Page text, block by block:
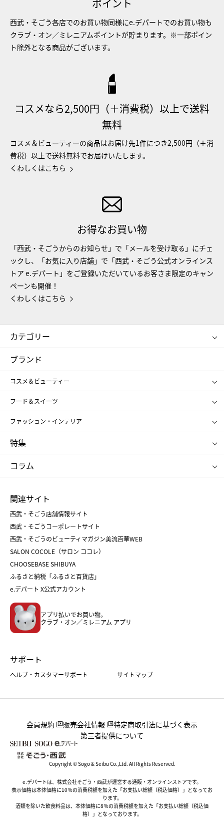
ポイント
西武・そごう各店でのお買い物同様にe.デパートでのお買い物も
クラブ・オン／ミレニアムポイントが貯まります。※一部ポイン
ト除外となる商品がございます。
コスメなら2,500円（＋消費税）以上で送料
無料
コスメ＆ビューティーの商品はお届け先1件につき2,500円（＋消
費税）以上で送料無料でお届けいたします。
くわしくはこちら
お得なお買い物
「西武・そごうからのお知らせ」で「メールを受け取る」にチェ
ックし、「お気に入り店舗」で「西武・そごう公式オンラインス
トア e.デパート」をご登録いただいているお客さま限定のキャン
ペーンも開催！
くわしくはこちら
カテゴリー
コスメ＆ビューティー
ギフト
レディース
メンズ
スポーツ・アウトドア
お中元
お歳暮
ブランド
コスメ＆ビューティー
SHISEIDO
ポール&ジョー ボーテ
ジルスチュアート
NARS
RMK
クリニーク
SK-Ⅱ
フード＆スイーツ
アンリ・シャルパンティエ
ゴディバ
新宿高野
たねや
ねんりん家
ファッション・インテリア
ポロ ラルフ ローレン
タケオ キクチ
ママ＆キッズ
シュタイフ
特集
お中元
ひな人形
五月人形
父の日
クリスマスケーキ
ホワイトデー
コラム
菓子折り
和菓子
人気のギフト
バレンタイン
ホワイトデー
おせち
フード
ホーム・キッチン＆アート
関連サイト
西武・そごう店舗情報サイト
西武・そごうコーポレートサイト
西武・そごうのビューティマガジン美流百華WEB
SALON COCOLE（サロン ココレ）
CHOOSEBASE SHIBUYA
ふるさと納税「ふるさと百貨店」
e.デパート X公式アカウント
アプリ払いでお買い物。
クラブ・オン／ミレニアム アプリ
サポート
ヘルプ・カスタマーサポート サイトマップ
会員規約 販売会社情報
特定商取引法に基づく表示
第三者提供について
Copyright © Sogo & Seibu Co.,Ltd. All Rights Reserved.
e.デパートは、株式会社そごう・西武が運営する通販・オンラインストアです。
表示価格は本体価格に10％の消費税額を加えた「お支払い総額（税込価格）」となってお
ります。
酒類を除いた飲食料品は、本体価格に8％の消費税額を加えた「お支払い総額（税込価
格）」となっております。